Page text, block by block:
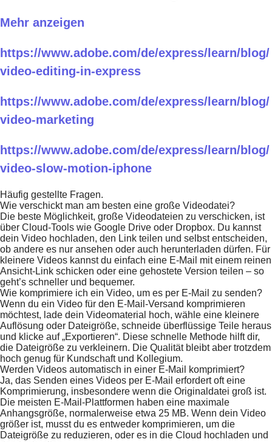
Mehr anzeigen
https://www.adobe.com/de/express/learn/blog/
video-editing-in-express
https://www.adobe.com/de/express/learn/blog/
video-marketing
https://www.adobe.com/de/express/learn/blog/
video-slow-motion-iphone
Häufig gestellte Fragen.
Wie verschickt man am besten eine große Videodatei?
Die beste Möglichkeit, große Videodateien zu verschicken, ist
über Cloud-Tools wie Google Drive oder Dropbox. Du kannst
dein Video hochladen, den Link teilen und selbst entscheiden,
ob andere es nur ansehen oder auch herunterladen dürfen. Für
kleinere Videos kannst du einfach eine E-Mail mit einem reinen
Ansicht-Link schicken oder eine gehostete Version teilen – so
geht’s schneller und bequemer.
Wie komprimiere ich ein Video, um es per E-Mail zu senden?
Wenn du ein Video für den E-Mail-Versand komprimieren
möchtest, lade dein Videomaterial hoch, wähle eine kleinere
Auflösung oder Dateigröße, schneide überflüssige Teile heraus
und klicke auf „Exportieren“. Diese schnelle Methode hilft dir,
die Dateigröße zu verkleinern. Die Qualität bleibt aber trotzdem
hoch genug für Kundschaft und Kollegium.
Werden Videos automatisch in einer E-Mail komprimiert?
Ja, das Senden eines Videos per E-Mail erfordert oft eine
Komprimierung, insbesondere wenn die Originaldatei groß ist.
Die meisten E-Mail-Plattformen haben eine maximale
Anhangsgröße, normalerweise etwa 25 MB. Wenn dein Video
größer ist, musst du es entweder komprimieren, um die
Dateigröße zu reduzieren, oder es in die Cloud hochladen und